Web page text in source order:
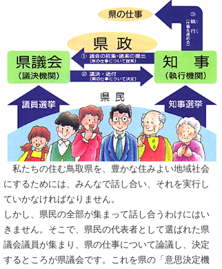
私たちの住む鳥取県を、豊かな住みよい地域社会
にするためには、みんなで話し合い、それを実行し
ていかなければなりません。
しかし、県民の全部が集まって話し合うわけにはい
きません。そこで、県民の代表者として選ばれた県
議会議員が集まり、県の仕事について論議し、決定
するところが県議会です。これを県の「意思決定機